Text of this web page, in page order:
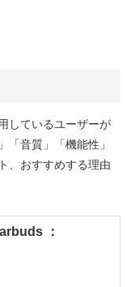
しているユーザーが
「音質」「機能性」
、おすすめする理由
：